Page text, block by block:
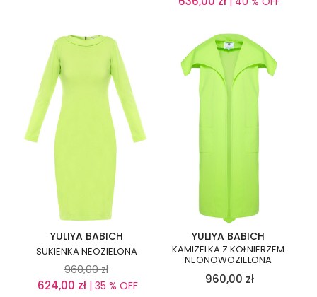
YULIYA BABICH
SUKIENKA NEOZIELONA
960,00 zł
624,00 zł| 35 % OFF
YULIYA BABICH
KAMIZELKA Z KOŁNIERZEM
NEONOWOZIELONA
960,00 zł